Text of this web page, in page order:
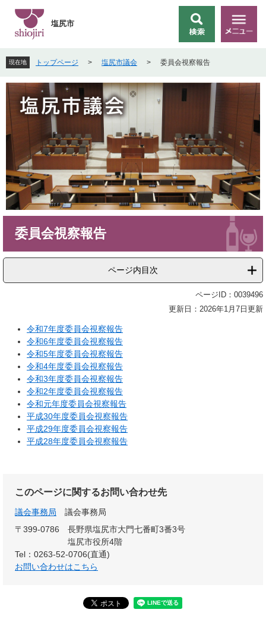
先
頭
で
を
飛
ば
索
メ
ニ
塩尻市
現在地 トップページ > 塩尻市議会 > 委員会視察報告
委員会視察報告
ページ内目次
ページID：0039496
更新日：2026年1月7日更新
令和7年度委員会視察報告
令和6年度委員会視察報告
令和5年度委員会視察報告
令和4年度委員会視察報告
令和3年度委員会視察報告
令和2年度委員会視察報告
令和元年度委員会視察報告
平成30年度委員会視察報告
平成29年度委員会視察報告
平成28年度委員会視察報告
このページに関するお問い合わせ先
議会事務局
議会事務局
〒399-0786
長野県塩尻市大門七番町3番3号
塩尻市役所4階
Tel：0263-52-0706(直通)
お問い合わせはこちら